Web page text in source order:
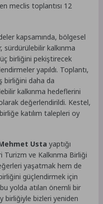
meclis toplantısı 12
kapsamında, bölgesel
kalkınma
birliğini pekiştirecek
yapıldı. Toplantı,
birliğini daha da
kalkınma hedeflerini
değerlendirildi. Kestel,
katılım talepleri oy
Usta yaptığı
ve Kalkınma Birliği
yaşatmak hem de
güçlendirmek için
yolda atılan önemli bir
birliğiyle bizleri yeniden